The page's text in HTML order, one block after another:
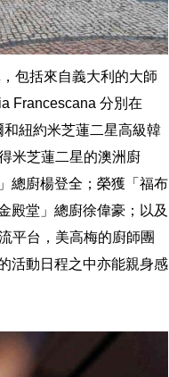
包括來自義大利的大師
Francescana 分別在
紐約米芝蓮二星高級韓
米芝蓮二星的澳洲廚
總廚楊登全；榮獲「福布
殿堂」總廚徐偉豪；以及
平台，美高梅的廚師團
活動日程之中亦能親身感